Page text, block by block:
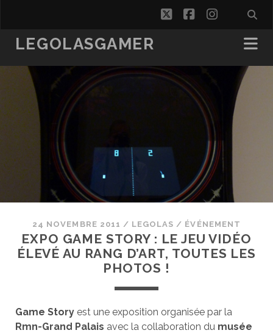
twitterfacebook
LEGOLASGAMER
24 NOVEMBRE 2011 / LEGOLAS / ÉVÉNEMENT
EXPO GAME STORY : LE JEU VIDÉO
ÉLEVÉ AU RANG D’ART, TOUTES LES
PHOTOS !
Game Storyest une exposition organisée par la
Rmn-Grand Palais avec la collaboration du musée